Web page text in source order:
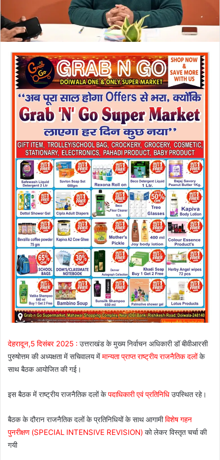
देहरादून,5 दिसंबर 2025 : उत्तराखंड के मुख्य निर्वाचन अधिकारी डॉ बीवीआरसी
पुरुषोत्तम की अध्यक्षता में सचिवालय मेंमान्यता प्राप्त राष्ट्रीय राजनैतिक दलोंके
साथ बैठक आयोजित की गई।
इस बैठक में राष्ट्रीय राजनैतिक दलों केपदाधिकारी एवं प्रतिनिधिउपस्थित रहे।
बैठक के दौरान राजनैतिक दलों के प्रतिनिधियों के साथ आगामीविशेष गहन
पुनरीक्षण (SPECIAL INTENSIVE REVISION) को लेकर विस्तृत चर्चा की
गयी